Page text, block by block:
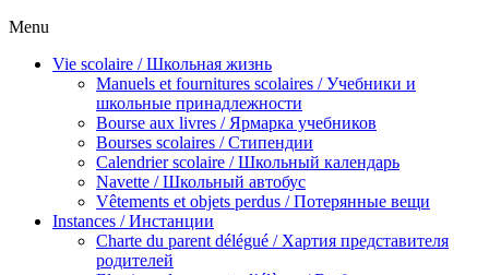
Menu
Vie scolaire / Школьная жизнь
Manuels et fournitures scolaires / Учебники и
школьные принадлежности
Bourse aux livres / Ярмарка учебников
Bourses scolaires / Стипендии
Calendrier scolaire / Школьный календарь
Navette / Школьный автобус
Vêtements et objets perdus / Потерянные вещи
Instances / Инстанции
Charte du parent délégué / Хартия представителя
родителей